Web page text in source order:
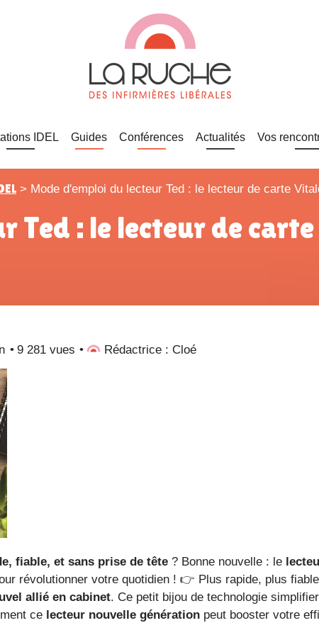
IDEL Guides Conférences Actualités Vos
> Mode d'emploi du lecteur Ted : le lecteur de carte
9 281 vues Rédactrice : Cloé
fiable, et sans prise de tête ? Bonne nouvelle : le
révolutionner votre quotidien ! 👉 Plus rapide, plus
allié en cabinet. Ce petit bijou de technologie
ce lecteur nouvelle génération peut booster votre